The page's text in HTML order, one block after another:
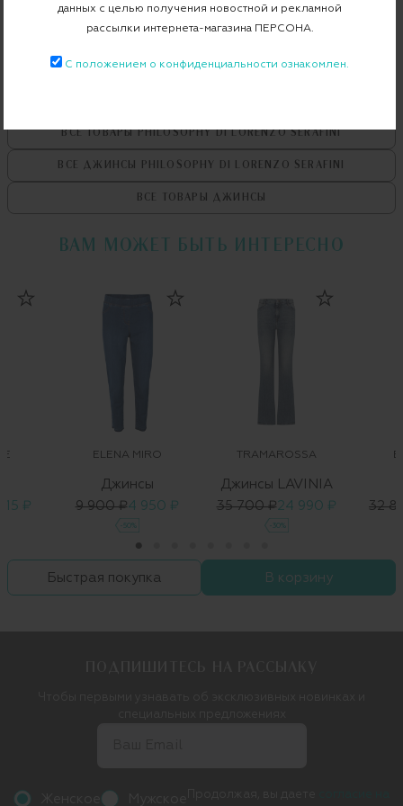
Примерка при доставке торговым представителем
ВСЕ ТОВАРЫPHILOSOPHY DI LORENZO SERAFINI
ВСЕ ДЖИНСЫ PHILOSOPHY DI LORENZO SERAFINI
ВСЕ ТОВАРЫ ДЖИНСЫ
ВАМ МОЖЕТ БЫТЬ ИНТЕРЕСНО
₽
ELENA MIRO
Джинсы
9 900 ₽4 950 ₽
-50%
TRAMAROSSA
Джинсы LAVINIA
35 700 ₽24 990 ₽
-30%
32
Быстрая покупка В корзину
данных с целью получения новостной и рекламной
рассылки интернета-магазина ПЕРСОНА.
С положением о конфиденциальности ознакомлен.